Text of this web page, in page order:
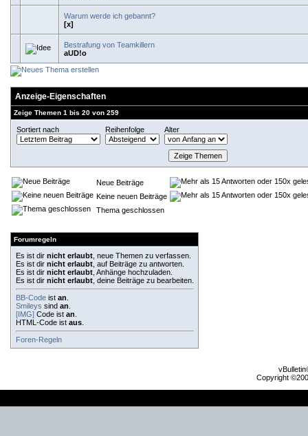
Warum werde ich gebannt?
[x]
Bestrafung von Teamkillern
aUD!o
Anzeige-Eigenschaften
Zeige Themen 1 bis 20 von 259
Sortiert nach Reihenfolge Alter
Neue Beiträge
Keine neuen Beiträge
Thema geschlossen
Forumregeln
Es ist dir nicht erlaubt , neue Themen zu verfassen.
Es ist dir nicht erlaubt , auf Beiträge zu antworten.
Es ist dir nicht erlaubt , Anhänge hochzuladen.
Es ist dir nicht erlaubt , deine Beiträge zu bearbeiten.
BB-Code ist an
Smileys sind an
[IMG] Code ist an
HTML-Code ist aus
Foren-Regeln
Copyright